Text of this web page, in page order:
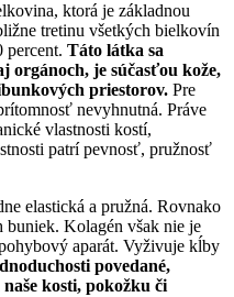
ktorá je základnou
tretinu všetkých bielkovín
percent. Táto látka sa
orgánoch, je súčasťou kože,
priestorov. Pre
nevyhnutná. Práve
vlastnosti kostí,
patrí pevnosť, pružnosť
elastická a pružná. Rovnako
buniek. Kolagén však nie je
aparát. Vyživuje kĺby
povedané,
kosti, pokožku či